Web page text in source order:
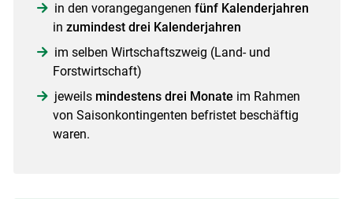
in den vorangegangenen fünf Kalenderjahren
in zumindest drei Kalenderjahren
im selben Wirtschaftszweig (Land- und
Forstwirtschaft)
jeweils mindestens drei Monate im Rahmen
von Saisonkontingenten befristet beschäftig
waren.